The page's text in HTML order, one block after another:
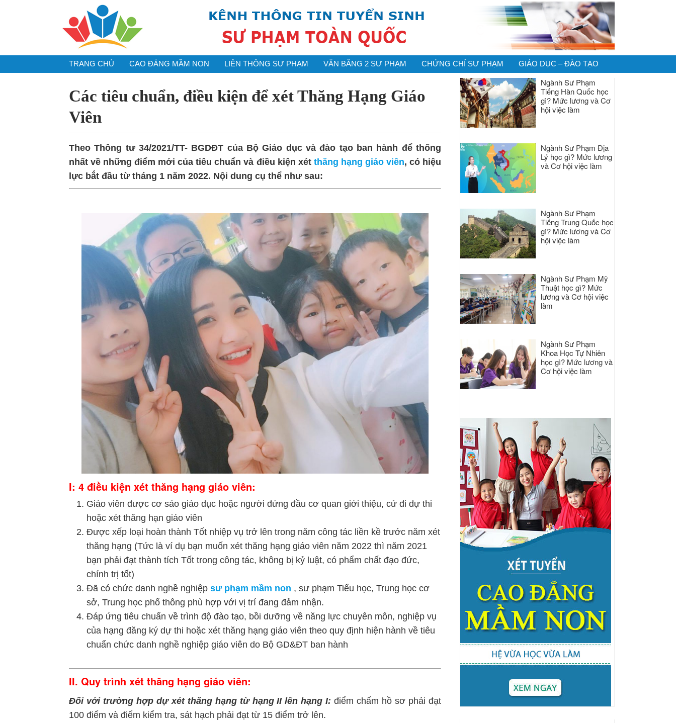
TRANG CHỦ CAO ĐẲNG MẦM NON LIÊN THÔNG SƯ PHẠM VĂN BẰNG 2 SƯ PHẠM CHỨNG CHỈ SƯ PHẠM GIÁO DỤC – ĐÀO TẠO
Các tiêu chuẩn, điều kiện để xét Thăng Hạng Giáo
Viên
Theo Thông tư 34/2021/TT- BGDĐT của Bộ Giáo dục và đào tạo ban hành để thống
nhất về những điểm mới của tiêu chuẩn và điều kiện xét thăng hạng giáo viên, có hiệu
lực bắt đầu từ tháng 1 năm 2022. Nội dung cụ thể như sau:
I: 4 điều kiện xét thăng hạng giáo viên:
Giáo viên được cơ sảo giáo dục hoặc người đứng đầu cơ quan giới thiệu, cử đi dự thi
hoặc xét thăng hạn giáo viên
Được xếp loại hoàn thành Tốt nhiệp vụ trở lên trong năm công tác liền kề trước năm xét
thăng hạng (Tức là ví dụ bạn muốn xét thăng hạng giáo viên năm 2022 thì năm 2021
bạn phải đạt thành tích Tốt trong công tác, không bị kỷ luật, có phẩm chất đạo đức,
chính trị tốt)
Đã có chức danh nghề nghiệp sư phạm mầm non , sư phạm Tiểu học, Trung học cơ
sở, Trung học phổ thông phù hợp với vị trí đang đảm nhận.
Đáp ứng tiêu chuẩn về trình độ đào tạo, bồi dưỡng về năng lực chuyên môn, nghiệp vụ
của hạng đăng ký dự thi hoặc xét thăng hạng giáo viên theo quy định hiện hành về tiêu
chuẩn chức danh nghề nghiệp giáo viên do Bộ GD&ĐT ban hành
II. Quy trình xét thăng hạng giáo viên:
Đối với trường hợp dự xét thăng hạng từ hạng II lên hạng I: điểm chấm hồ sơ phải đạt
100 điểm và điểm kiểm tra, sát hạch phải đạt từ 15 điểm trở lên.
Ngành Sư Phạm
Tiếng Hàn Quốc học
gì? Mức lương và Cơ
hội việc làm
Ngành Sư Phạm Địa
Lý học gì? Mức lương
và Cơ hội việc làm
Ngành Sư Phạm
Tiếng Trung Quốc học
gì? Mức lương và Cơ
hội việc làm
Ngành Sư Phạm Mỹ
Thuật học gì? Mức
lương và Cơ hội việc
làm
Ngành Sư Phạm
Khoa Học Tự Nhiên
học gì? Mức lương và
Cơ hội việc làm